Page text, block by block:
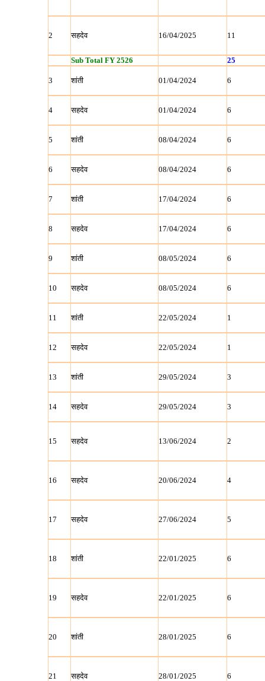
2 सहदेव 16/04/2025 11
Sub Total FY 2526 25
3 शांती 01/04/2024 6
4 सहदेव 01/04/2024 6
5 शांती 08/04/2024 6
6 सहदेव 08/04/2024 6
7 शांती 17/04/2024 6
8 सहदेव 17/04/2024 6
9 शांती 08/05/2024 6
10 सहदेव 08/05/2024 6
11 शांती 22/05/2024 1
12 सहदेव 22/05/2024 1
13 शांती 29/05/2024 3
14 सहदेव 29/05/2024 3
15 सहदेव 13/06/2024 2
16 सहदेव 20/06/2024 4
17 सहदेव 27/06/2024 5
18 शांती 22/01/2025 6
19 सहदेव 22/01/2025 6
20 शांती 28/01/2025 6
21 सहदेव 28/01/2025 6